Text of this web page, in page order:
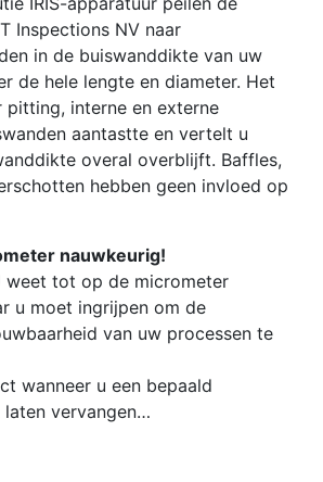
Inspections NV naar
in de buiswanddikte van uw
de hele lengte en diameter. Het
interne en externe
aantastte en vertelt u
overal overblijft. Baffles,
hebben geen invloed op
nauwkeurig!
weet tot op de micrometer
u moet ingrijpen om de
van uw processen te
wanneer u een bepaald
vervangen…